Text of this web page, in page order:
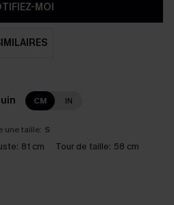
MOI
CM IN
une taille: S
81 cm Tour de taille: 58 cm